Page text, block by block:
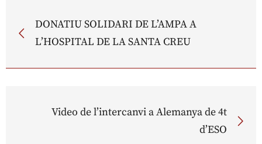
DONATIU SOLIDARI DE L’AMPA A
L’HOSPITAL DE LA SANTA CREU
Video de l’intercanvi a Alemanya de 4t
d’ESO